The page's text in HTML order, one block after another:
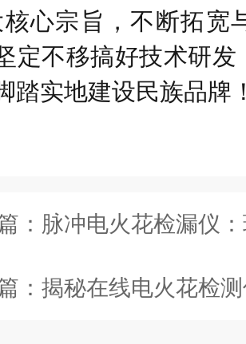
心宗旨，不断拓宽
定不移搞好技术研
踏实地建设民族品牌
： 脉冲电火花检漏仪：现
： 揭秘在线电火花检测仪